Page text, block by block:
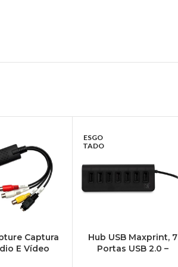
Captura
E Vídeo
ESGO
TADO
Hub USB Maxprint, 7
Portas USB 2.0 –